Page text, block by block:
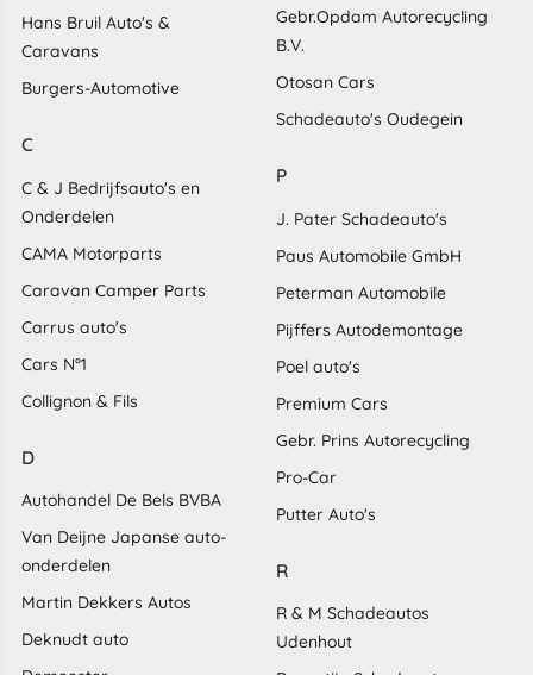
Hans Bruil Auto's &
Caravans
Burgers-Automotive
C
C & J Bedrijfsauto's en
Onderdelen
CAMA Motorparts
Caravan Camper Parts
Carrus auto's
Cars N°1
Collignon & Fils
D
Autohandel De Bels BVBA
Van Deijne Japanse auto-
onderdelen
Martin Dekkers Autos
Deknudt auto
Gebr.Opdam Autorecycling
B.V.
Otosan Cars
Schadeauto's Oudegein
P
J. Pater Schadeauto's
Paus Automobile GmbH
Peterman Automobile
Pijffers Autodemontage
Poel auto's
Premium Cars
Gebr. Prins Autorecycling
Pro-Car
Putter Auto's
R
R & M Schadeautos
Udenhout